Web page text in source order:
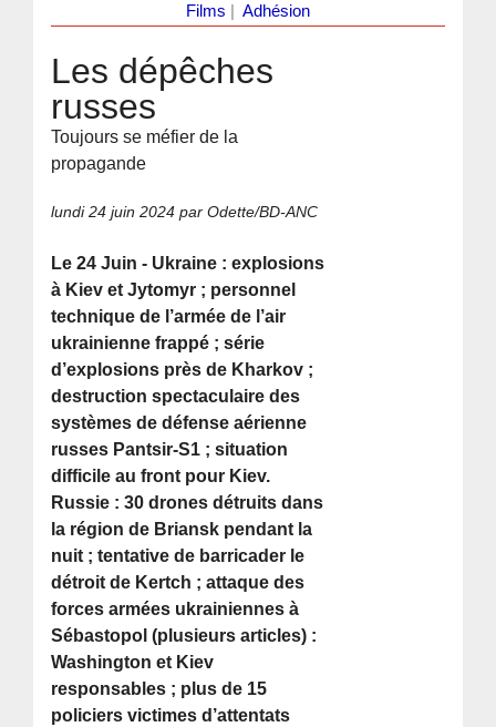
Films
Adhésion
Les dépêches
russes
Toujours se méfier de la
propagande
lundi 24 juin 2024 par Odette/BD-ANC
Le 24 Juin - Ukraine : explosions
à Kiev et Jytomyr ; personnel
technique de l’armée de l’air
ukrainienne frappé ; série
d’explosions près de Kharkov ;
destruction spectaculaire des
systèmes de défense aérienne
russes Pantsir-S1 ; situation
difficile au front pour Kiev.
Russie : 30 drones détruits dans
la région de Briansk pendant la
nuit ; tentative de barricader le
détroit de Kertch ; attaque des
forces armées ukrainiennes à
Sébastopol (plusieurs articles) :
Washington et Kiev
responsables ; plus de 15
policiers victimes d’attentats